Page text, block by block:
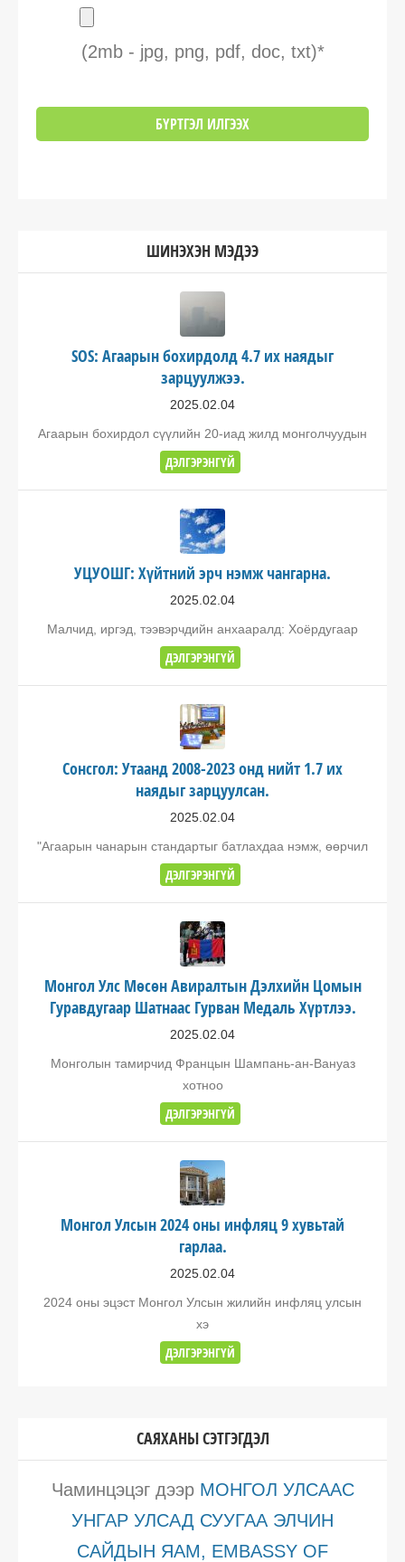
(2mb - jpg, png, pdf, doc, txt)*
ШИНЭХЭН МЭДЭЭ
SOS: Агаарын бохирдолд 4.7 их наядыг
зарцуулжээ.
2025.02.04
Агаарын бохирдол сүүлийн 20-иад жилд монголчуудын
ДЭЛГЭРЭНГҮЙ
УЦУОШГ: Хүйтний эрч нэмж чангарна.
2025.02.04
Малчид, иргэд, тээвэрчдийн анхааралд: Хоёрдугаар
ДЭЛГЭРЭНГҮЙ
Сонсгол: Утаанд 2008-2023 онд нийт 1.7 их
наядыг зарцуулсан.
2025.02.04
"Агаарын чанарын стандартыг батлахдаа нэмж, өөрчил
ДЭЛГЭРЭНГҮЙ
Монгол Улс Мөсөн Авиралтын Дэлхийн Цомын
Гуравдугаар Шатнаас Гурван Медаль Хүртлээ.
2025.02.04
Монголын тамирчид Францын Шампань-ан-Вануаз
хотноо
ДЭЛГЭРЭНГҮЙ
Монгол Улсын 2024 оны инфляц 9 хувьтай
гарлаа.
2025.02.04
2024 оны эцэст Монгол Улсын жилийн инфляц улсын
хэ
ДЭЛГЭРЭНГҮЙ
САЯХАНЫ СЭТГЭГДЭЛ
Чаминцэцэгдээр МОНГОЛ УЛСААС
УНГАР УЛСАД СУУГАА ЭЛЧИН
САЙДЫН ЯАМ, EMBASSY OF